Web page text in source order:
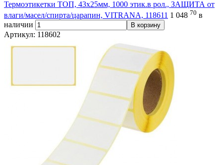
Термоэтикетки ТОП, 43х25мм, 1000 этик.в рол., ЗАЩИТА от
влаги/масел/спирта/царапин, VITRANA, 118611 1 048 70 в
наличии
В корзину
Артикул: 118602